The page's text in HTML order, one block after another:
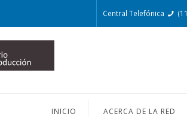
Central Telefónica
INICIO ACERCA DE LA RED